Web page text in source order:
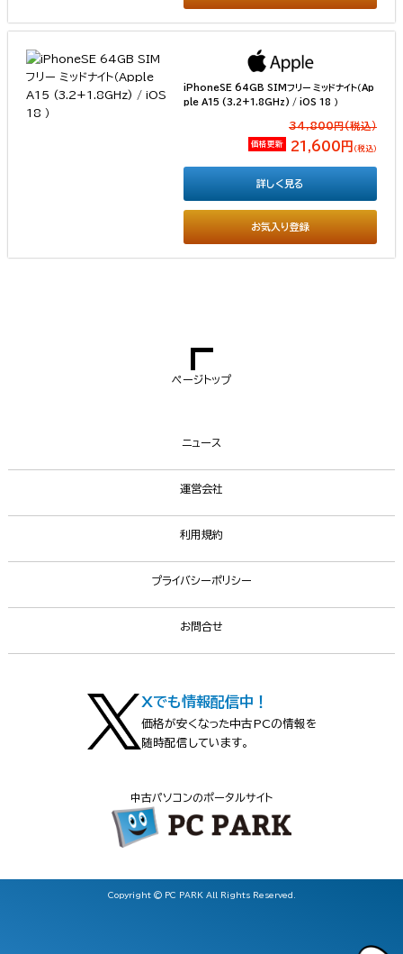
iPhoneSE 64GB SIMフリー ミッドナイト（Ap
ple A15 (3.2+1.8GHz) / iOS 18 ）
34,800円(税込）
価格更新 21,600円 （税込）
お気入り登録
詳しく見る
ページトップ
ニュース
運営会社
利用規約
プライバシーポリシー
お問合せ
Xでも情報配信中！
価格が安くなった中古PCの情報を
随時配信しています。
中古パソコンのポータルサイト
Copyright © PC PARK All Rights Reserved.